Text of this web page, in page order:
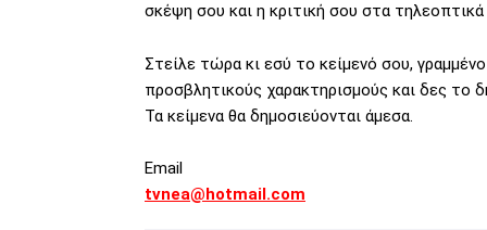
σκέψη σου και η κριτική σου στα
Στείλε τώρα κι εσύ το κείμενό σου,
προσβλητικούς χαρακτηρισμούς και δες το
Τα κείμενα θα δημοσιεύονται άμεσα.
Email
tvnea@hotmail.com